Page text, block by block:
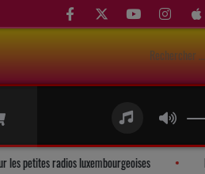
pour les petites radios luxembourgeoises